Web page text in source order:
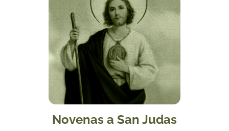
Novenas a San Judas